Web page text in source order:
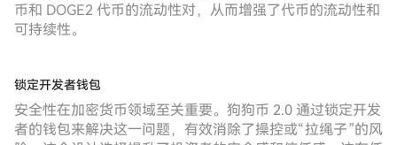
币和 DOGE2 代币的流动性对，从而增强了代币的流动性和
可持续性。
锁定开发者钱包
安全性在加密货币领域至关重要。狗狗币 2.0 通过锁定开发
者的钱包来解决这一问题，有效消除了操控或“拉绳子”的风